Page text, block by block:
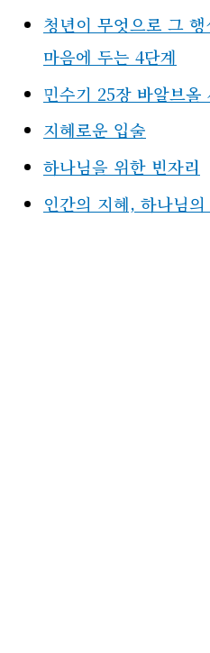
청년이 무엇으로 그
마음에 두는 4단계
민수기 25장 바알브올
지혜로운 입술
하나님을 위한 빈자리
인간의 지혜, 하나님의